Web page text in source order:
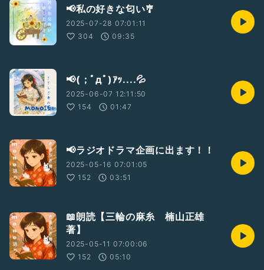
📢私の好きな匂い🎐
2025-07-28 07:01:11
304
09:35
📢(；ﾟдﾟ)ｱｯ....💦
2025-06-07 12:11:50
154
01:47
📢ラジオドラマ企画に出ます！！
2025-05-16 07:01:05
152
03:51
📖朗読【三輪の麻糸 楠山正雄
著】
2025-05-11 07:00:06
152
05:10